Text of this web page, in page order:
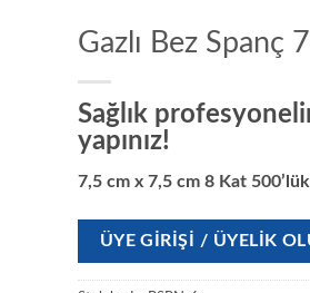
Gazlı Bez Spanç
Sağlık
yapınız!
7,5 cm x 7,5 cm 8 Kat
ÜYE GIRIŞI / ÜYELIK